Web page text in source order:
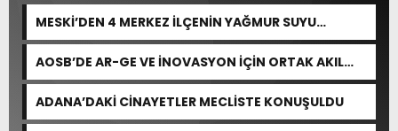
MESKİ’DEN 4 MERKEZ İLÇENİN YAĞMUR SUYU
ALTYAPISINA GÜÇLÜ YATIRIM
AOSB’DE AR-GE VE İNOVASYON İÇİN ORTAK AKIL
BULUŞMASI
ADANA’DAKİ CİNAYETLER MECLİSTE KONUŞULDU